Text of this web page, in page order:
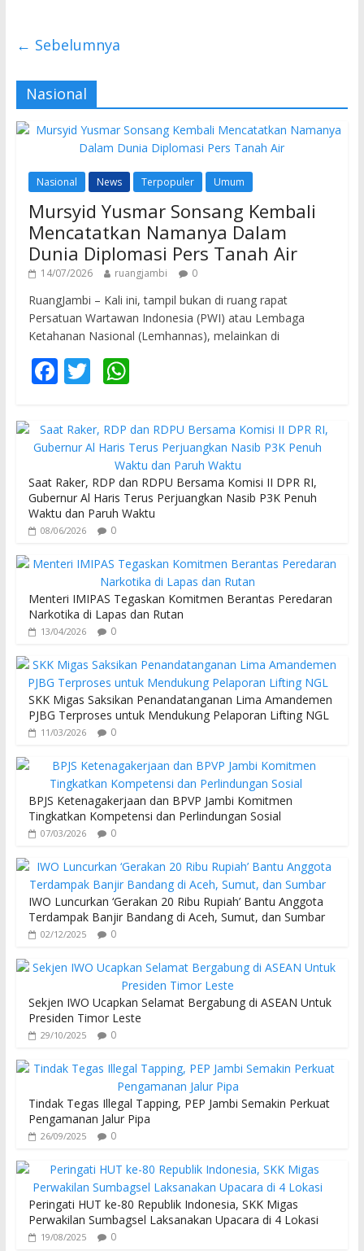
← Sebelumnya
Nasional
Nasional News Terpopuler Umum
Mursyid Yusmar Sonsang Kembali
Mencatatkan Namanya Dalam
Dunia Diplomasi Pers Tanah Air
14/07/2026 ruangjambi 0
RuangJambi – Kali ini, tampil bukan di ruang rapat
Persatuan Wartawan Indonesia (PWI) atau Lembaga
Ketahanan Nasional (Lemhannas), melainkan di
F
e
b
o
o
k
T
itt
er
W
at
s
A
p
p
Saat Raker, RDP dan RDPU Bersama Komisi II DPR RI,
Gubernur Al Haris Terus Perjuangkan Nasib P3K Penuh
Waktu dan Paruh Waktu
08/06/2026 0
Menteri IMIPAS Tegaskan Komitmen Berantas Peredaran
Narkotika di Lapas dan Rutan
13/04/2026 0
SKK Migas Saksikan Penandatanganan Lima Amandemen
PJBG Terproses untuk Mendukung Pelaporan Lifting NGL
11/03/2026 0
BPJS Ketenagakerjaan dan BPVP Jambi Komitmen
Tingkatkan Kompetensi dan Perlindungan Sosial
07/03/2026 0
IWO Luncurkan ‘Gerakan 20 Ribu Rupiah’ Bantu Anggota
Terdampak Banjir Bandang di Aceh, Sumut, dan Sumbar
02/12/2025 0
Sekjen IWO Ucapkan Selamat Bergabung di ASEAN Untuk
Presiden Timor Leste
29/10/2025 0
Tindak Tegas Illegal Tapping, PEP Jambi Semakin Perkuat
Pengamanan Jalur Pipa
26/09/2025 0
Peringati HUT ke-80 Republik Indonesia, SKK Migas
Perwakilan Sumbagsel Laksanakan Upacara di 4 Lokasi
19/08/2025 0